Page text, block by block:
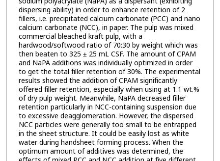
dispersing ability) in order to enhance retention of 2
fillers, i.e. precipitated calcium carbonate (PCC) and nano
calcium carbonate (NCC), in paper. The pulp was mixed
commercial bleached kraft pulp, with a
hardwood/softwood ratio of 70:30 by weight which was
then beaten to 325 ± 25 mL CSF. The amount of CPAM
and NaPA additions was individually optimized in order
to get the total filler retention of 30%. The experimental
results showed the addition of CPAM significantly
offered filler retention, especially when using at 1.1 wt.%
of dry pulp weight. Meanwhile, NaPA decreased filler
retention particularly in NCC-containing suspension due
to excessive deagglomeration. However, the dispersed
NCC particles were generally too small to be entrapped
in the sheet structure. It could be easily lost as white
water during handsheet forming process. When the
optimum amount of additives was determined, the